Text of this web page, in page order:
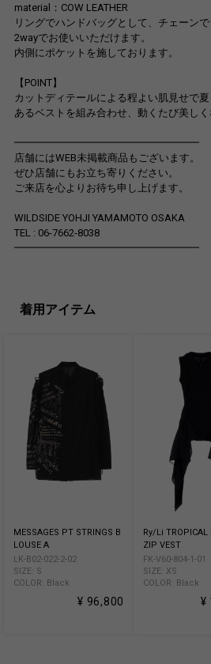
material：COW LEATHER
リングでハンドバッグとして、チェーン
2wayでお使いいただけます。
内側にポケットを施しております。
【POINT】
カットディテールによる程よい肌見せで
あるベストを組み合わせ、動くたび美しく
━━━━━━━━━━━━━━━━━━
店舗にはWEB未掲載商品もございます。
ぜひ店舗にもお立ち寄りください。
ご来店を心よりお待ち申し上げます。
WILDSIDE YOHJI YAMAMOTO OSAKA
TEL : 06-7662-8038
━━━━━━━━━━━━━━━━━━
着用アイテム
MESSAGES PT STRINGS B
LOUSE A
LK-B02-022-2-02
SIZE: S
COLOR: Black
¥ 96,800
Ry/Li TROPICAL
ZIP VEST
FK-V60-804-1-01
SIZE: XS
COLOR: Black
¥